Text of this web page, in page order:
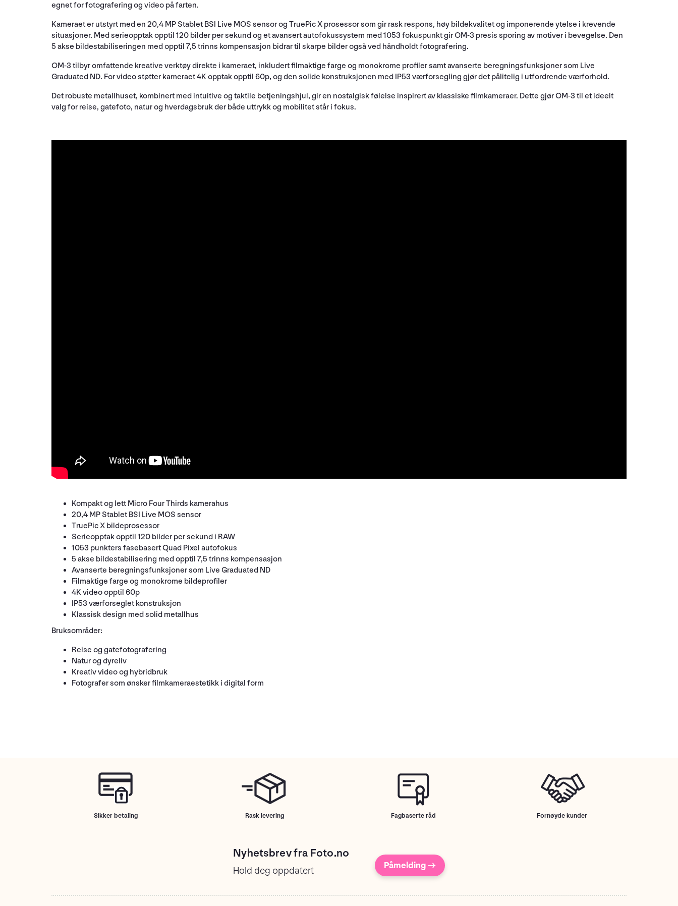
egnet for fotografering og video på farten.
Kameraet er utstyrt med en 20,4 MP Stablet BSI Live MOS sensor og TruePic X prosessor som gir rask respons, høy bildekvalitet og imponerende ytelse i krevende
situasjoner. Med serieopptak opptil 120 bilder per sekund og et avansert autofokussystem med 1053 fokuspunkt gir OM-3 presis sporing av motiver i bevegelse. Den
5 akse bildestabiliseringen med opptil 7,5 trinns kompensasjon bidrar til skarpe bilder også ved håndholdt fotografering.
OM-3 tilbyr omfattende kreative verktøy direkte i kameraet, inkludert filmaktige farge og monokrome profiler samt avanserte beregningsfunksjoner som Live
Graduated ND. For video støtter kameraet 4K opptak opptil 60p, og den solide konstruksjonen med IP53 værforsegling gjør det pålitelig i utfordrende værforhold.
Det robuste metallhuset, kombinert med intuitive og taktile betjeningshjul, gir en nostalgisk følelse inspirert av klassiske filmkameraer. Dette gjør OM-3 til et ideelt
valg for reise, gatefoto, natur og hverdagsbruk der både uttrykk og mobilitet står i fokus.
Kompakt og lett Micro Four Thirds kamerahus
20,4 MP Stablet BSI Live MOS sensor
TruePic X bildeprosessor
Serieopptak opptil 120 bilder per sekund i RAW
1053 punkters fasebasert Quad Pixel autofokus
5 akse bildestabilisering med opptil 7,5 trinns kompensasjon
Avanserte beregningsfunksjoner som Live Graduated ND
Filmaktige farge og monokrome bildeprofiler
4K video opptil 60p
IP53 værforseglet konstruksjon
Klassisk design med solid metallhus
Bruksområder:
Reise og gatefotografering
Natur og dyreliv
Kreativ video og hybridbruk
Fotografer som ønsker filmkameraestetikk i digital form
Sikker betaling Rask levering Fagbaserte råd Fornøyde kunder
Nyhetsbrev fra Foto.no
Hold deg oppdatert Påmelding →